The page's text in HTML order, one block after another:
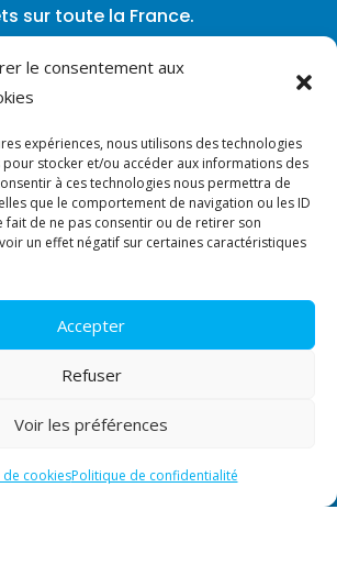
le consentement aux
expériences, nous utilisons des technologies
stocker et/ou accéder aux informations des
à ces technologies nous permettra de
que le comportement de navigation ou les ID
fait de ne pas consentir ou de retirer son
un effet négatif sur certaines caractéristiques
Accepter
Refuser
Voir les préférences
cookiesPolitique de confidentialité
sur toute la France.
BTP, dans l’évènementiel ou tout
nous étudions votre projet pour
: 08h00 / 19h30
contacter en dehors de
mail ou par SMS.
solutions.fr